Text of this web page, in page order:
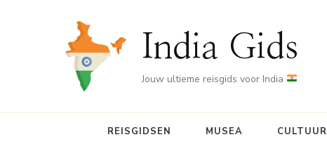
India Gids
Jouw ultieme reisgids voor India
REISGIDSEN MUSEA CULTUUR